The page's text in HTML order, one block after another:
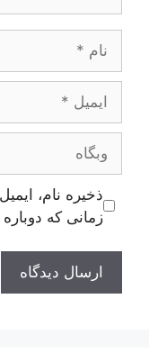
وبگاه
ذخیره نام،
زمانی که